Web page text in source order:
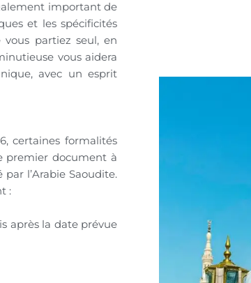
important de
et les spécificités
partiez seul, en
vous aidera
avec un esprit
certaines formalités
premier document à
par l’Arabie Saoudite.
:
après la date prévue